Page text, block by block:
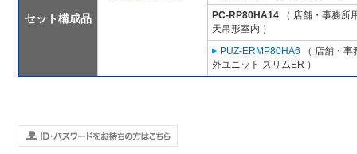
セット構成品
PC-RP80HA14 （ 店舗・事務所
天吊形室内 ）
PUZ-ERMP80HA6 （ 店舗・
外ユニット スリムER ）